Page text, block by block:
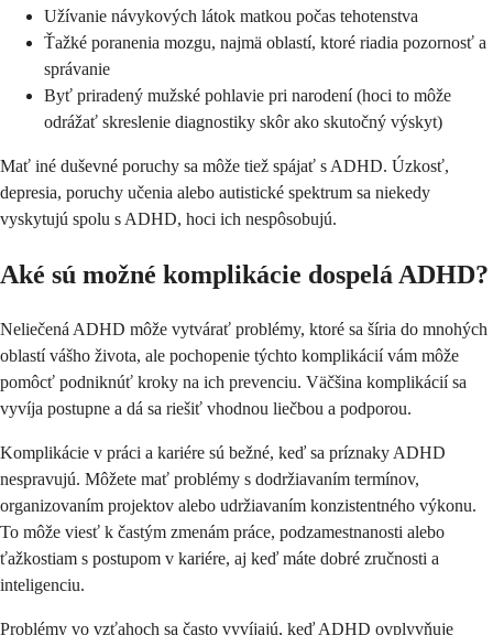
Užívanie návykových látok matkou počas tehotenstva
Ťažké poranenia mozgu, najmä oblastí, ktoré riadia pozornosť a
správanie
Byť priradený mužské pohlavie pri narodení (hoci to môže
odrážať skreslenie diagnostiky skôr ako skutočný výskyt)
Mať iné duševné poruchy sa môže tiež spájať s ADHD. Úzkosť,
depresia, poruchy učenia alebo autistické spektrum sa niekedy
vyskytujú spolu s ADHD, hoci ich nespôsobujú.
Aké sú možné komplikácie dospelá ADHD?
Neliečená ADHD môže vytvárať problémy, ktoré sa šíria do mnohých
oblastí vášho života, ale pochopenie týchto komplikácií vám môže
pomôcť podniknúť kroky na ich prevenciu. Väčšina komplikácií sa
vyvíja postupne a dá sa riešiť vhodnou liečbou a podporou.
Komplikácie v práci a kariére sú bežné, keď sa príznaky ADHD
nespravujú. Môžete mať problémy s dodržiavaním termínov,
organizovaním projektov alebo udržiavaním konzistentného výkonu.
To môže viesť k častým zmenám práce, podzamestnanosti alebo
ťažkostiam s postupom v kariére, aj keď máte dobré zručnosti a
inteligenciu.
Problémy vo vzťahoch sa často vyvíjajú, keď ADHD ovplyvňuje